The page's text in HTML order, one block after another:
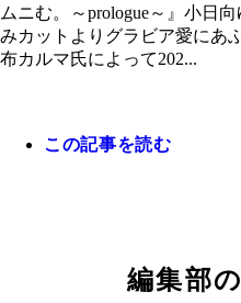
『少女と大人の狭
【週プレ プラス
『少女と大人の狭
呂布カルマ氏
ムニむ。～prologue～』小日
みカットよりグラビア愛にあ
布カルマ氏によって202...
この記事を読む
編集部